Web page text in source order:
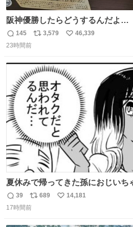
阪神優勝したらどうするんだよ…
返
信
145
リ
ト
数
3,579
い
数
46,339
23時間前
夏休みで帰ってきた孫におじい
コマ漫画 #Web漫画 #漫画が読め
返
信
39
リ
ポ
689
い
14,181
17時間前